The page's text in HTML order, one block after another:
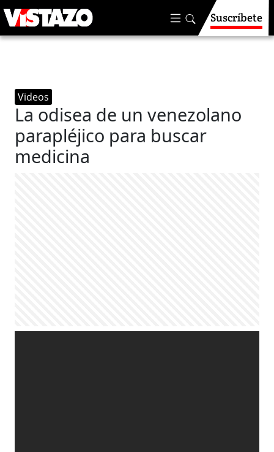
Suscríbete
Videos
La odisea de un venezolano
parapléjico para buscar
medicina